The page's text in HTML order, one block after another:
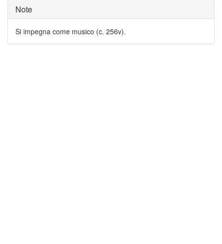
Note
Si impegna come musico (c. 256v).